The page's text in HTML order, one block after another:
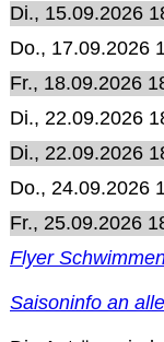
Spielpläne /
Betriebssport
12 Gründe
Chronik
Di., 15.09.2026
Do., 17.09.2026
Fr., 18.09.2026
Di., 22.09.2026
Di., 22.09.2026
Do., 24.09.2026
Fr., 25.09.2026
Flyer
Saisoninfo an